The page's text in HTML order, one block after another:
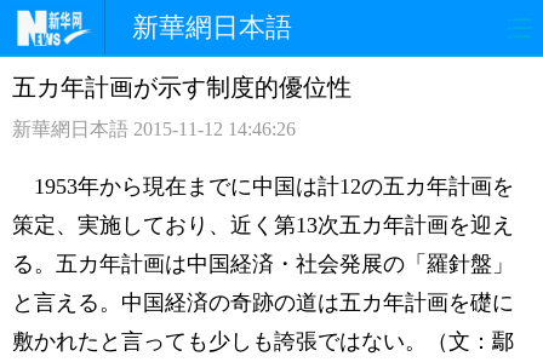
新華網日本語
ホームページ 政治
観光 評論 写真
中日対訳
五カ年計画が示す制度的優位性
新華網日本語 2015-11-12 14:46:26
1953年から現在までに中国は計12の五カ年計画を
策定、実施しており、近く第13次五カ年計画を迎え
る。五カ年計画は中国経済・社会発展の「羅針盤」
と言える。中国経済の奇跡の道は五カ年計画を礎に
敷かれたと言っても少しも誇張ではない。（文：鄢